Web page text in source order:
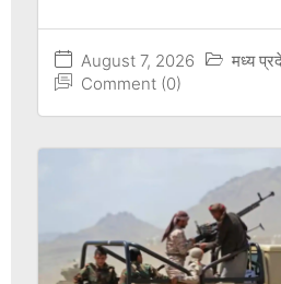
August 7, 2026
मध्य
Comment (0)